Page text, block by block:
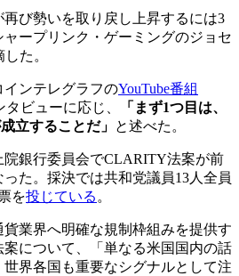
び勢いを取り戻し上昇するには3
ープリンク・ゲーミングのジョセ
た。
ンテレグラフのYouTube番組
タビューに応じ、
「まず1つ目は、
立することだ」 と述べた。
院銀行委員会でCLARITY法案が前
た。採決では共和党議員13人全員
を投じている 。
業界へ明確な規制枠組みを提供す
について、「単なる米国国内の話
界各国も重要なシグナルとして注